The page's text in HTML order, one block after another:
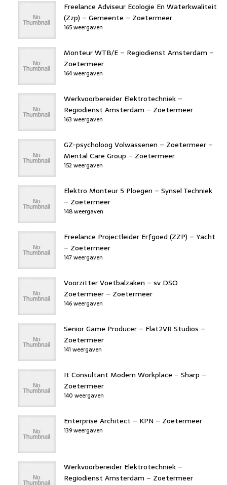
Freelance Adviseur Ecologie En Waterkwaliteit
(Zzp) – Gemeente – Zoetermeer
165 weergaven
Monteur WTB/E – Regiodienst Amsterdam –
Zoetermeer
164 weergaven
Werkvoorbereider Elektrotechniek –
Regiodienst Amsterdam – Zoetermeer
163 weergaven
GZ-psycholoog Volwassenen – Zoetermeer –
Mental Care Group – Zoetermeer
152 weergaven
Elektro Monteur 5 Ploegen – Synsel Techniek
– Zoetermeer
148 weergaven
Freelance Projectleider Erfgoed (ZZP) – Yacht
– Zoetermeer
147 weergaven
Voorzitter Voetbalzaken – sv DSO
Zoetermeer – Zoetermeer
146 weergaven
Senior Game Producer – Flat2VR Studios –
Zoetermeer
141 weergaven
It Consultant Modern Workplace – Sharp –
Zoetermeer
140 weergaven
Enterprise Architect – KPN – Zoetermeer
139 weergaven
Werkvoorbereider Elektrotechniek –
Regiodienst Amsterdam – Zoetermeer